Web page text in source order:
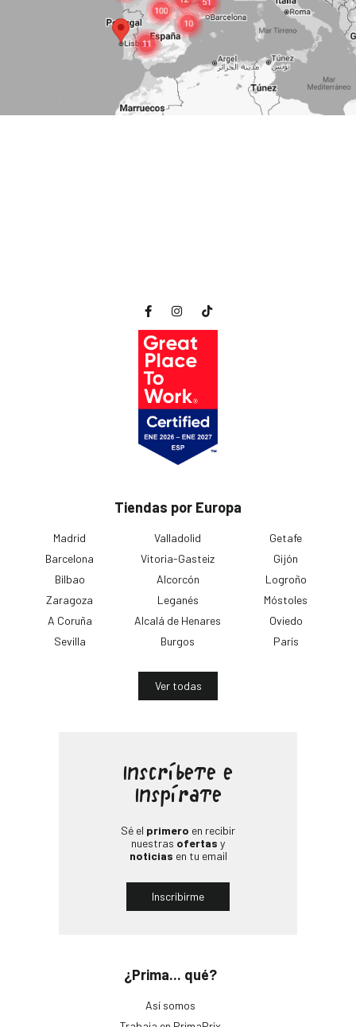
Tiendas por Europa
Madrid
Barcelona
Bilbao
Zaragoza
A Coruña
Sevilla
Valladolid
Vitoria-Gasteiz
Alcorcón
Leganés
Alcalá de Henares
Burgos
Getafe
Gijón
Logroño
Móstoles
Oviedo
París
Ver todas
¿Prima... qué?
Así somos
Inscríbete e
Inspírate
Sé el primero en recibir
nuestras ofertas y
noticias en tu email
Inscribirme